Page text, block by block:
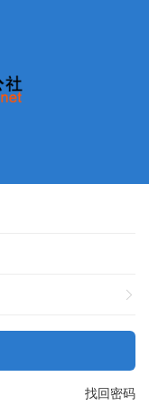
找回密码